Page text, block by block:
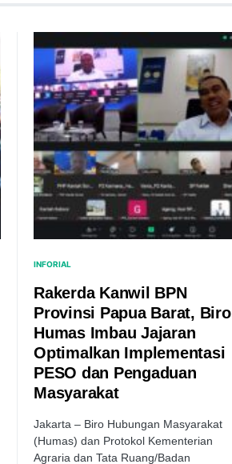
INFORIAL
Rakerda Kanwil BPN
Provinsi Papua Barat, Biro
Humas Imbau Jajaran
Optimalkan Implementasi
PESO dan Pengaduan
Masyarakat
Jakarta – Biro Hubungan Masyarakat
(Humas) dan Protokol Kementerian
Agraria dan Tata Ruang/Badan